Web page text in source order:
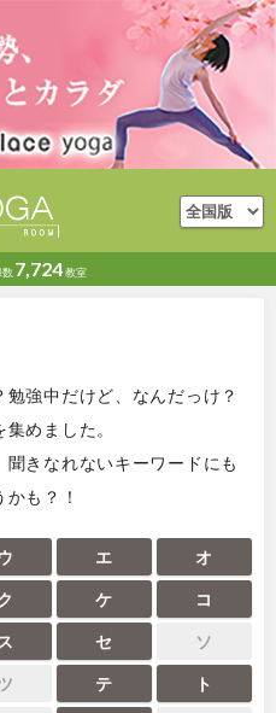
7,724教室
強中だけど、なんだっけ？
めました。
きなれないキーワードにも
も？！
エ オ
ケ コ
ス セ ソ
テ ト